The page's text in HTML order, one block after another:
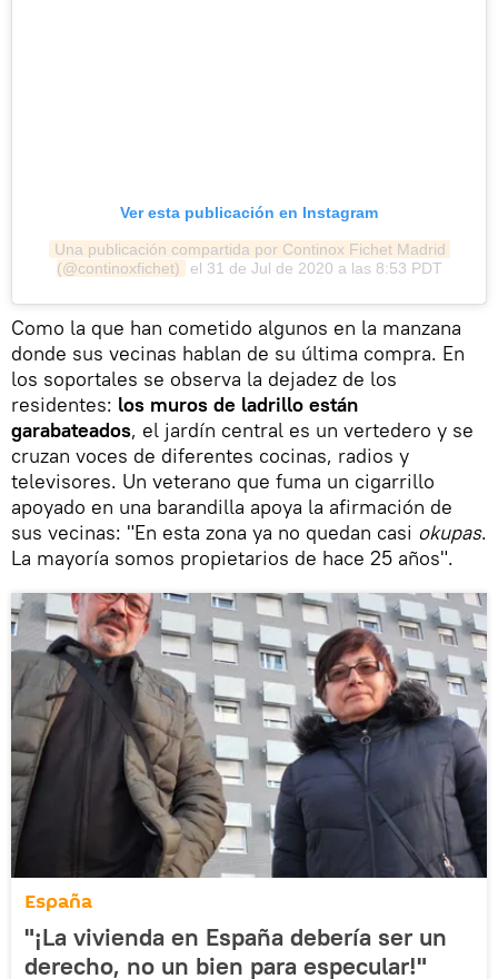
Ver esta publicación en Instagram
Una publicación compartida por Continox Fichet Madrid
(@continoxfichet)
el 31 de Jul de 2020 a las 8:53 PDT
Como la que han cometido algunos en la manzana
donde sus vecinas hablan de su última compra. En
los soportales se observa la dejadez de los
residentes: los muros de ladrillo están
garabateados, el jardín central es un vertedero y se
cruzan voces de diferentes cocinas, radios y
televisores. Un veterano que fuma un cigarrillo
apoyado en una barandilla apoya la afirmación de
sus vecinas: "En esta zona ya no quedan casi okupas.
La mayoría somos propietarios de hace 25 años".
España
"¡La vivienda en España debería ser un
derecho, no un bien para especular!"